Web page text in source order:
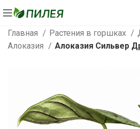
Главная Растения в горшках
Алоказия
Алоказия Сильвер